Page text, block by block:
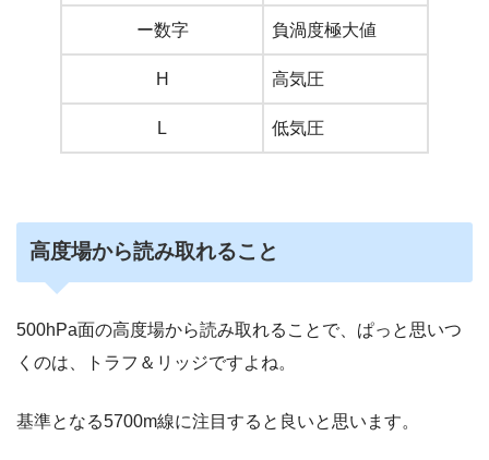
ー数字 負渦度極大値
H 高気圧
L 低気圧
高度場から読み取れること
500hPa面の高度場から読み取れることで、ぱっと思いつ
くのは、トラフ＆リッジですよね。
基準となる5700m線に注目すると良いと思います。